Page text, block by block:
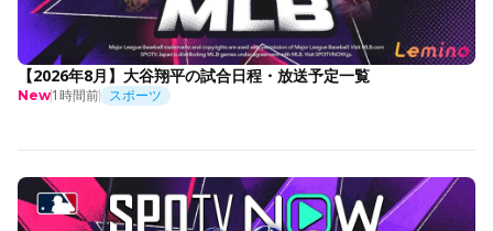
【2026年8月】大谷翔平の試合日程・放送予定一覧
New1時間前 スポーツ